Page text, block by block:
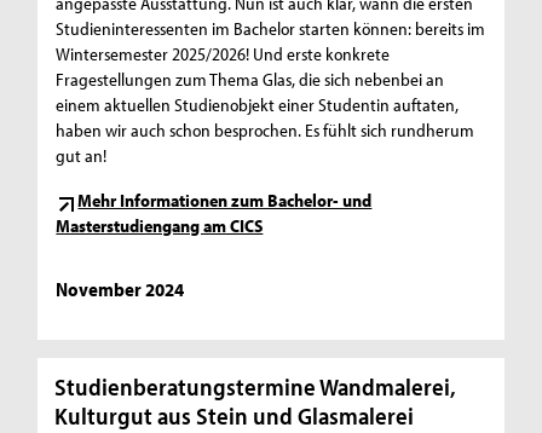
Studieninteressenten im Bachelor starten können: bereits im
Wintersemester 2025/2026! Und erste konkrete
Fragestellungen zum Thema Glas, die sich nebenbei an
einem aktuellen Studienobjekt einer Studentin auftaten,
haben wir auch schon besprochen. Es fühlt sich rundherum
gut an!
Mehr Informationen zum Bachelor- und
Masterstudiengang am CICS
November 2024
Studienberatungstermine Wandmalerei,
Kulturgut aus Stein und Glasmalerei